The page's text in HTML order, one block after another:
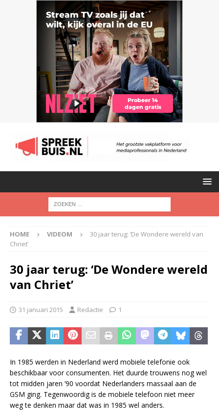
HOME VIDEOM
30 jaar terug: ‘De Wondere wereld van
Chriet’
30 jaar terug: ‘De Wondere wereld
van Chriet’
31 januari 2015 Redactie 1
In 1985 werden in Nederland werd mobiele telefonie ook
beschikbaar voor consumenten. Het duurde trouwens nog wel
tot midden jaren ’90 voordat Nederlanders massaal aan de
GSM ging. Tegenwoordig is de mobiele telefoon niet meer
weg te denken maar dat was in 1985 wel anders.